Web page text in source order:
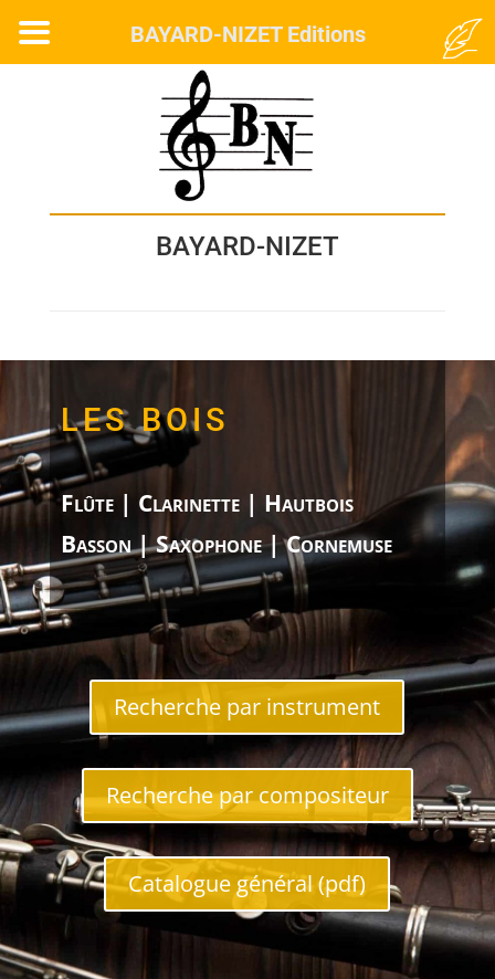
BAYARD-NIZET
LES BOIS
Flûte | Clarinette | Hautbois
Basson | Saxophone | Cornemuse
Recherche par instrument
Recherche par compositeur
Catalogue général (pdf)
BAYARD-NIZET Editions